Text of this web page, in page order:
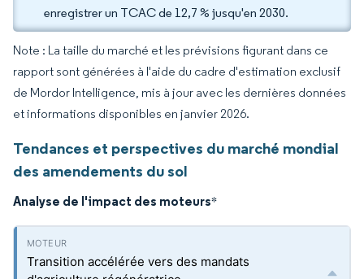
enregistrer un TCAC de 12,7 % jusqu'en 2030.
Note : La taille du marché et les prévisions figurant dans ce
rapport sont générées à l'aide du cadre d'estimation exclusif
de Mordor Intelligence, mis à jour avec les dernières données
et informations disponibles en janvier 2026.
Tendances et perspectives du marché mondial
des amendements du sol
Analyse de l'impact des moteurs*
Transition accélérée vers des mandats